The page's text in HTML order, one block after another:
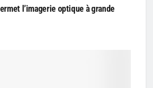
l’imagerie optique à grande